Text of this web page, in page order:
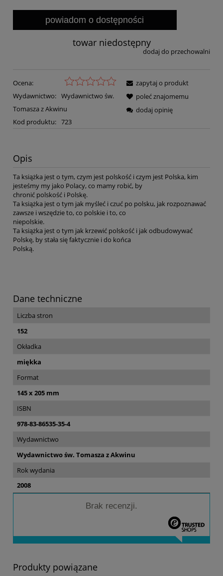
powiadom o dostępności
towar niedostępny
dodaj do przechowalni
Ocena:
Wydawnictwo: Wydawnictwo św.
Tomasza z Akwinu
Kod produktu: 723
zapytaj o produkt
poleć znajomemu
dodaj opinię
Opis
Ta książka jest o tym, czym jest polskość i czym jest Polska, kim
jesteśmy my jako Polacy, co mamy robić, by
chronić polskość i Polskę.
Ta książka jest o tym jak myśleć i czuć po polsku, jak rozpoznawać
zawsze i wszędzie to, co polskie i to, co
niepolskie.
Ta książka jest o tym jak krzewić polskość i jak odbudowywać
Polskę, by stała się faktycznie i do końca
Polską.
Dane techniczne
Liczba stron
152
Okładka
miękka
Format
145 x 205 mm
ISBN
978-83-86535-35-4
Wydawnictwo
Wydawnictwo św. Tomasza z Akwinu
Rok wydania
2008
Brak recenzji.
Produkty powiązane